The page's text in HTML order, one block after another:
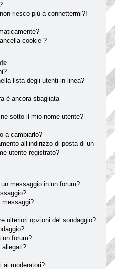
riesco più a connettermi?!
cookie”?
lista degli utenti in linea?
è ancora sbagliata
sotto il mio nome utente?
a cambiarlo?
all’indirizzo di posta di un
utente registrato?
messaggio in un forum?
messaggi?
ulteriori opzioni del sondaggio?
un forum?
allegati?
ai moderatori?